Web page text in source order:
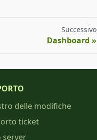
Successivo
Dashboard
delle modifiche
ticket
server